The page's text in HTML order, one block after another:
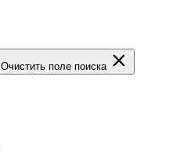
Очистить поле поиска